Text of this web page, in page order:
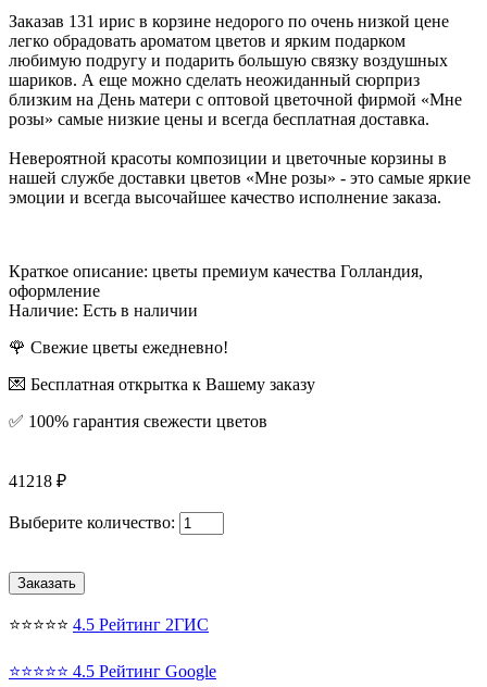
Заказав 131 ирис в корзине недорого по очень низкой цене
легко обрадовать ароматом цветов и ярким подарком
любимую подругу и подарить большую связку воздушных
шариков. А еще можно сделать неожиданный сюрприз
близким на День матери с оптовой цветочной фирмой «Мне
розы» самые низкие цены и всегда бесплатная доставка.
Невероятной красоты композиции и цветочные корзины в
нашей службе доставки цветов «Мне розы» - это самые яркие
эмоции и всегда высочайшее качество исполнение заказа.
Краткое описание: цветы премиум качества Голландия,
оформление
Наличие: Есть в наличии
🌹 Свежие цветы ежедневно!
💌 Бесплатная открытка к Вашему заказу
✅ 100% гарантия свежести цветов
41218 ₽
Выберите количество:
⭐⭐⭐⭐⭐ 4.5 Рейтинг 2ГИС
⭐⭐⭐⭐⭐ 4.5 Рейтинг Google